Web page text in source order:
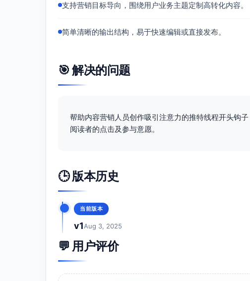
支持营销目标导向，围绕用户业务主题定制高转化内容。
简单清晰的输出结构，易于快速编辑或直接发布。
🎯 解决的问题
帮助内容营销人员创作吸引注意力的推特线程开头钩
阅读者的点击及参与意愿。
🕒 版本历史
当前版本
v1Aug 3, 2025
💬 用户评价